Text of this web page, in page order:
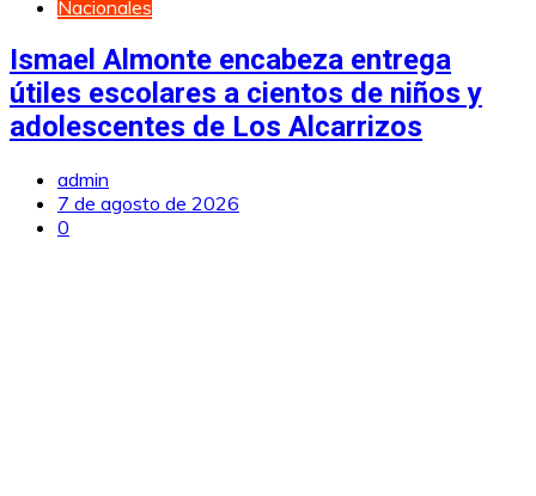
Nacionales
Ismael Almonte encabeza entrega
útiles escolares a cientos de niños y
adolescentes de Los Alcarrizos
admin
7 de agosto de 2026
0